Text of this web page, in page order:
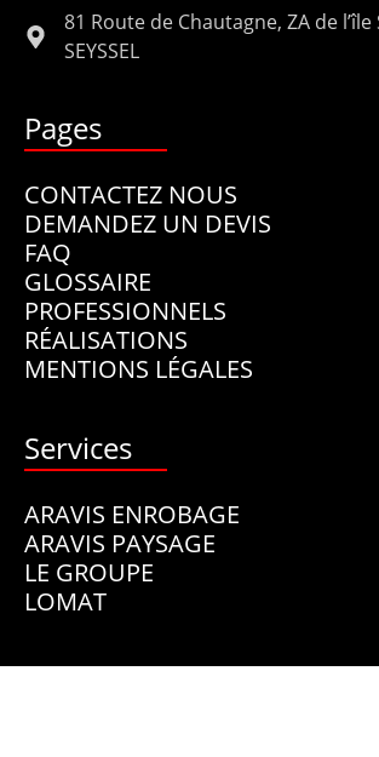
81 Route de Chautagne, ZA de l’île
SEYSSEL
Pages
CONTACTEZ NOUS
DEMANDEZ UN DEVIS
FAQ
GLOSSAIRE
PROFESSIONNELS
RÉALISATIONS
MENTIONS LÉGALES
Services
ARAVIS ENROBAGE
ARAVIS PAYSAGE
LE GROUPE
LOMAT